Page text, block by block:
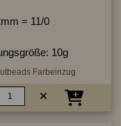
= 11/0
10g
Farbeinzug